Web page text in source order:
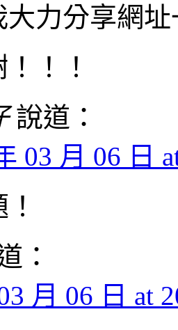
大力分享網
！！
說道：
03 月 06 日
：
月 06 日 at